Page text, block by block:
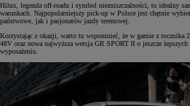
Hilux, legenda off-roadu i symbol niezniszczalności, to idealny
warunkach. Najpopularniejszy pick-up w Polsce jest chętnie
państwowe, jak i pasjonatów jazdy terenowej.
Korzystając z okazji, warto tu wspomnieć, że w gamie z rocznika
48V oraz nowa najwyższa wersja GR SPORT II o jeszcze
wyposażeniu.